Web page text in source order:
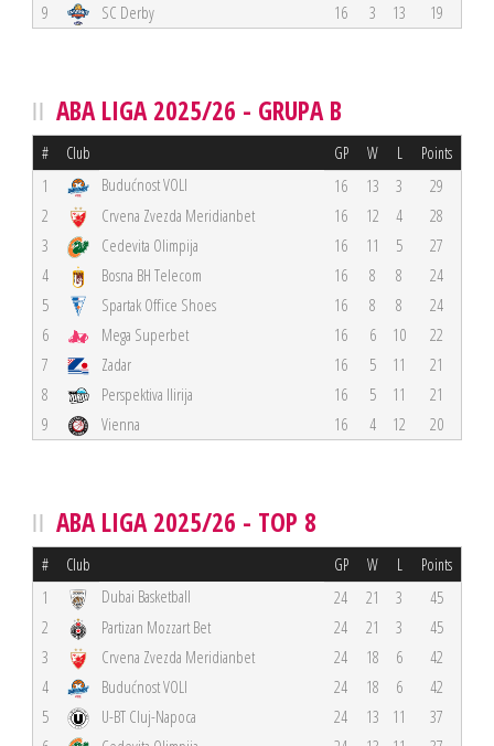
9
SC Derby 16 3 13 19
ABA LIGA 2025/26 - GRUPA B
# Club GP W L Points
1 Budućnost VOLI 16 13 3
29
2
Crvena Zvezda Meridianbet 16 12 4
28
3
Cedevita Olimpija 16 11 5
27
4
Bosna BH Telecom 16 8 8
24
5
Spartak Office Shoes 16 8 8
24
6
Mega Superbet 16 6 10
22
7
Zadar 16 5 11
21
8
Perspektiva Ilirija 16 5 11
21
9
Vienna 16 4 12 20
ABA LIGA 2025/26 - TOP 8
# Club GP W L Points
1 Dubai Basketball 24 21 3
45
2
Partizan Mozzart Bet 24 21 3
45
3
Crvena Zvezda Meridianbet 24 18 6
42
4
Budućnost VOLI 24 18 6
42
5
U-BT Cluj-Napoca 24 13 11
37